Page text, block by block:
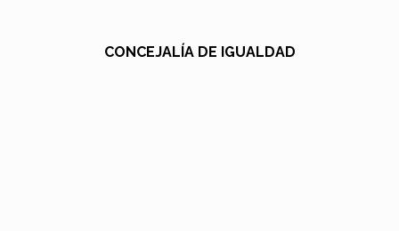
CONCEJALÍA DE IGUALDAD